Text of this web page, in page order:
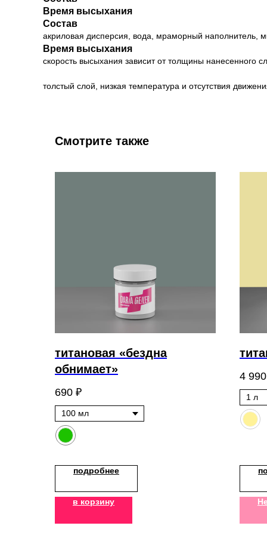
Время высыхания
Состав
акриловая дисперсия, вода, мраморный наполнитель,
Время высыхания
скорость высыхания зависит от толщины нанесенного
толстый слой, низкая температура и отсутствия
Смотрите также
титановая «бездна
обнимает»
690 ₽
подробнее
в корзину
4 990